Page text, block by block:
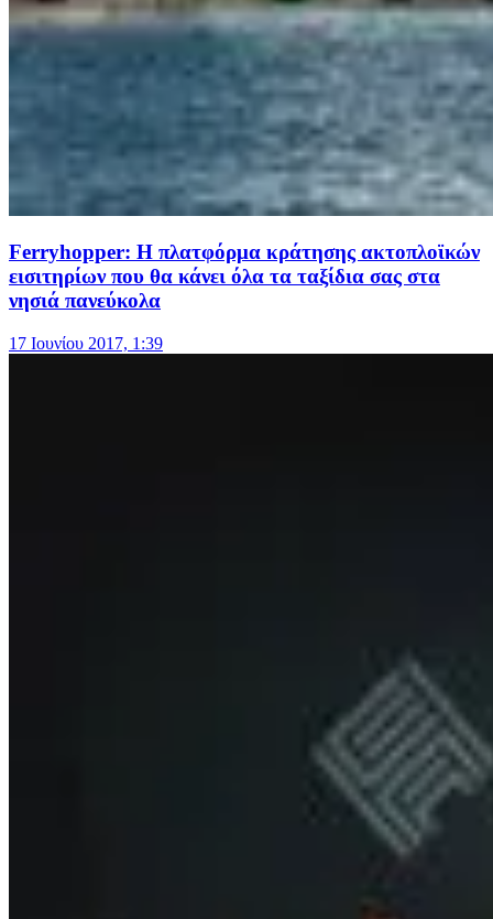
Ferryhopper: Η πλατφόρμα κράτησης ακτοπλοϊκών
εισιτηρίων που θα κάνει όλα τα ταξίδια σας στα
νησιά πανεύκολα
17 Ιουνίου 2017, 1:39